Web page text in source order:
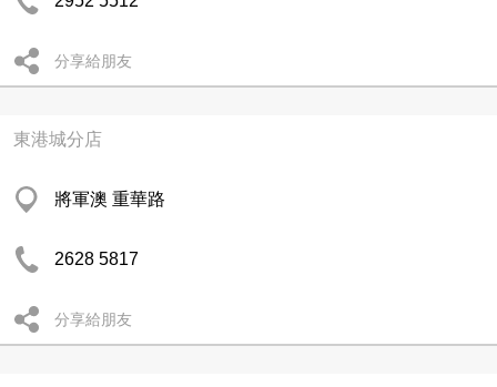
分享給朋友
東港城分店
將軍澳 重華路
2628 5817
分享給朋友